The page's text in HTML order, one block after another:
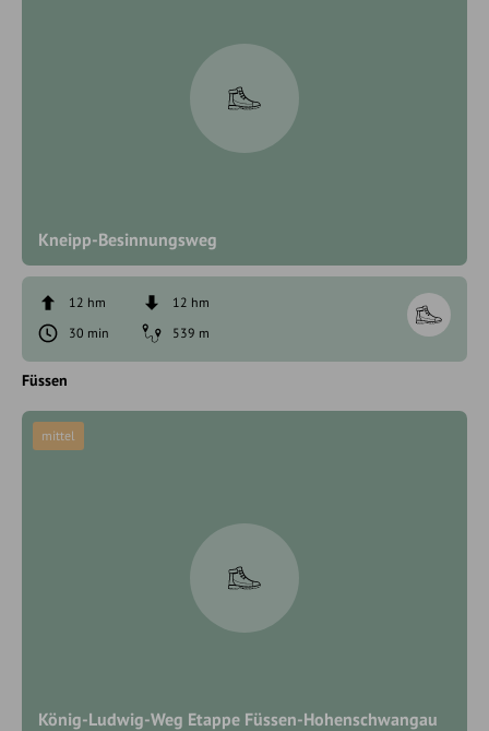
Kneipp-Besinnungsweg
12 hm
12 hm
30 min
539 m
Füssen
König-Ludwig-Weg Etappe Füssen-Hohenschwangau
mittel